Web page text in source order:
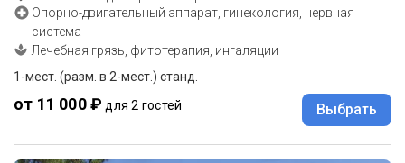
Опорно-двигательный аппарат, гинекология, нервная
система
Лечебная грязь, фитотерапия, ингаляции
1-мест. (разм. в 2-мест.) станд.
от 11 000 ₽ для 2 гостей Выбрать